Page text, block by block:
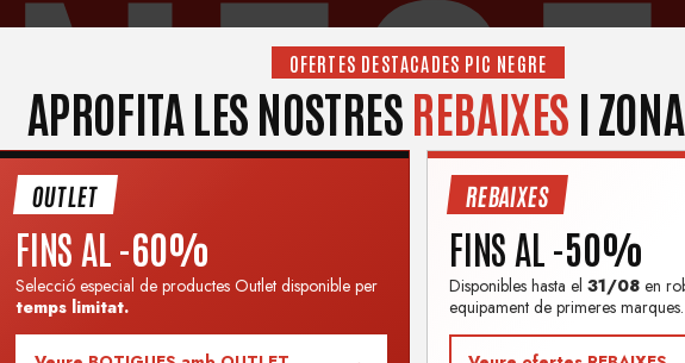
OFERTES DESTACADES PIC NEGRE
APROFITA LES NOSTRESREBAIXES I
OUTLET
FINS AL -60%
Selecció especial de productes Outlet disponible per
temps limitat.
REBAIXES
FINS AL -50%
Disponibles hasta el 31/08 en
equipament de primeres marques.